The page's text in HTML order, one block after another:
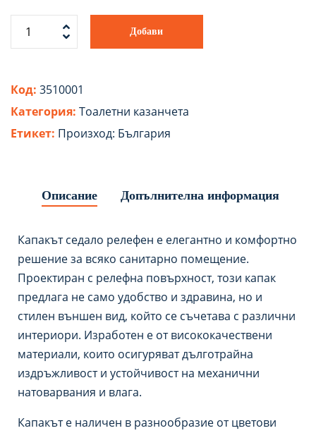
Добави
Код: 3510001
Категория: Tоалетни казанчета
Етикет: Произход: България
Описание Допълнителна информация
Капакът седало релефен е елегантно и комфортно
решение за всяко санитарно помещение.
Проектиран с релефна повърхност, този капак
предлага не само удобство и здравина, но и
стилен външен вид, който се съчетава с различни
интериори. Изработен е от висококачествени
материали, които осигуряват дълготрайна
издръжливост и устойчивост на механични
натоварвания и влага.
Капакът е наличен в разнообразие от цветови